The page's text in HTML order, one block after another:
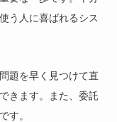
う人に喜ばれるシス
題を早く見つけて直
きます。また、委託
す。